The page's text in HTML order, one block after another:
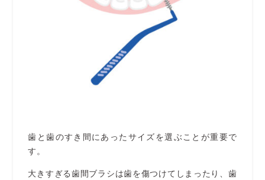
歯と歯のすき間にあったサイズを選ぶことが重要で
す。
大きすぎる歯間ブラシは歯を傷つけてしまったり、歯